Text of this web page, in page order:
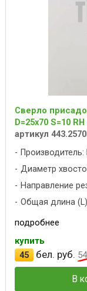
Сверло
D=25x70 S=10
артикул
Производитель:
Диаметр
Направление
Общая длина
подробнее
купить
45
бел. руб. 54
В